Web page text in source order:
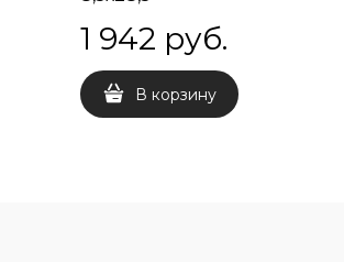
1 942 руб.
В корзину